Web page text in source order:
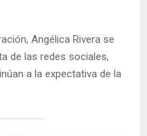
Angélica Rivera se
de las redes sociales,
a la expectativa de la